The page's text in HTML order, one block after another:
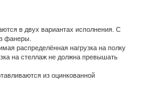
в двух вариантах исполнения. С
фанеры.
распределённая нагрузка на полку
на стеллаж не должна превышать
из оцинкованной